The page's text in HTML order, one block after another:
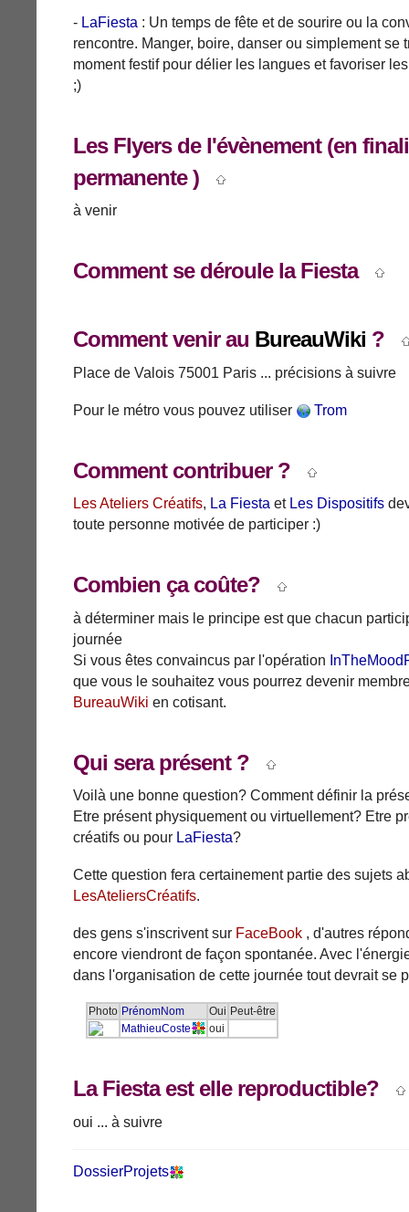
- LaFiesta : Un temps de fête et de sourire ou la
rencontre. Manger, boire, danser ou simplement se
moment festif pour délier les langues et favoriser
;)
Les Flyers de l'évènement (en
permanente )
à venir
Comment se déroule la Fiesta
Comment venir au BureauWiki ?
Place de Valois 75001 Paris ... précisions à suivre
Pour le métro vous pouvez utiliser Trom
Comment contribuer ?
Les Ateliers Créatifs, La Fiesta et Les Dispositifs
toute personne motivée de participer :)
Combien ça coûte?
à déterminer mais le principe est que chacun
journée
Si vous êtes convaincus par l'opération
que vous le souhaitez vous pourrez devenir
BureauWiki en cotisant.
Qui sera présent ?
Voilà une bonne question? Comment définir la
Etre présent physiquement ou virtuellement? Etre
créatifs ou pour LaFiesta?
Cette question fera certainement partie des sujets
LesAteliersCréatifs.
des gens s'inscrivent sur FaceBook , d'autres
encore viendront de façon spontanée. Avec
dans l'organisation de cette journée tout devrait se
Photo PrénomNom Oui Peut-être
MathieuCoste
oui
La Fiesta est elle reproductible?
oui ... à suivre
DossierProjets